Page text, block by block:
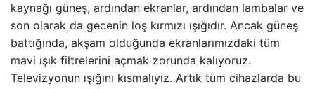
kaynağı güneş, ardından ekranlar, ardından lambalar ve
son olarak da gecenin loş kırmızı ışığıdır. Ancak güneş
battığında, akşam olduğunda ekranlarımızdaki tüm
mavi ışık filtrelerini açmak zorunda kalıyoruz.
Televizyonun ışığını kısmalıyız. Artık tüm cihazlarda bu